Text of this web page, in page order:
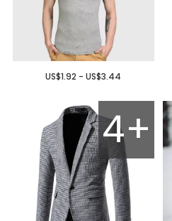
US$1.92 - US$3.44
4+